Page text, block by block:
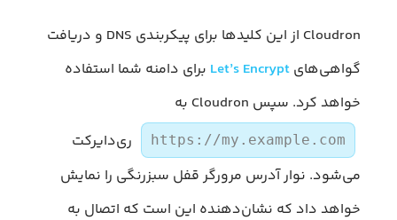
Cloudron از این کلیدها برای پیکربندی DNS و دریافت
گواهی‌های Let’s Encrypt برای دامنه شما استفاده
خواهد کرد. سپس Cloudron به
https://my.example.com
ری‌دایرکت
می‌شود. نوار آدرس مرورگر قفل سبزرنگی را نمایش
خواهد داد که نشان‌دهنده این است که اتصال به